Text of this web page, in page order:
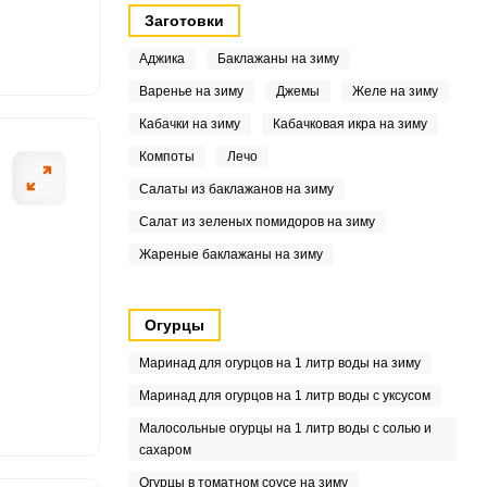
Заготовки
Аджика Баклажаны на зиму
Варенье на зиму Джемы Желе на зиму
Кабачки на зиму Кабачковая икра на зиму
Компоты Лечо
Салаты из баклажанов на зиму
Салат из зеленых помидоров на зиму
Жареные баклажаны на зиму
Огурцы
Маринад для огурцов на 1 литр воды на зиму
Маринад для огурцов на 1 литр воды с уксусом
Малосольные огурцы на 1 литр воды с солью и
сахаром
Огурцы в томатном соусе на зиму